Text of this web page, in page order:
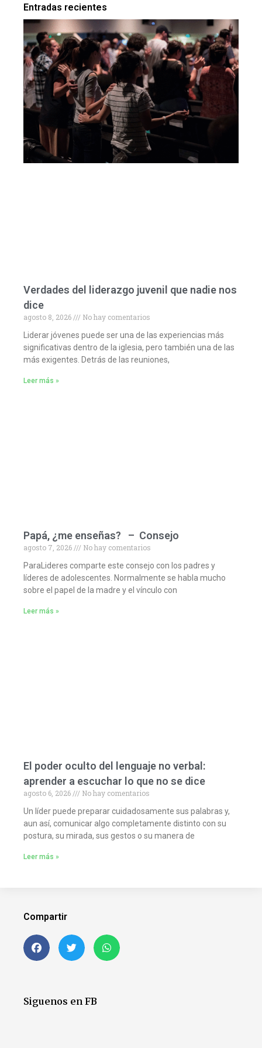
Entradas recientes
Verdades del liderazgo juvenil que nadie nos
dice
agosto 8, 2026
No hay comentarios
Liderar jóvenes puede ser una de las experiencias más
significativas dentro de la iglesia, pero también una de las
más exigentes. Detrás de las reuniones,
Leer más »
Papá, ¿me enseñas? – Consejo
agosto 7, 2026
No hay comentarios
ParaLideres comparte este consejo con los padres y
líderes de adolescentes. Normalmente se habla mucho
sobre el papel de la madre y el vínculo con
Leer más »
El poder oculto del lenguaje no verbal:
aprender a escuchar lo que no se dice
agosto 6, 2026
No hay comentarios
Un líder puede preparar cuidadosamente sus palabras y,
aun así, comunicar algo completamente distinto con su
postura, su mirada, sus gestos o su manera de
Leer más »
Compartir
Siguenos en FB